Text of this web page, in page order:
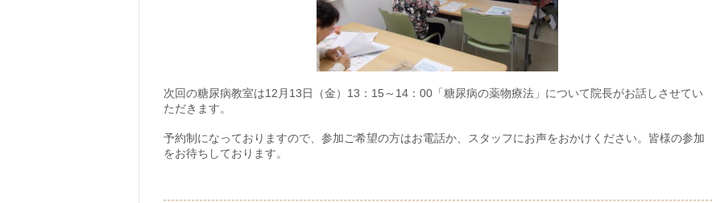
次回の糖尿病教室は12月13日（金）13：15～14：00「糖尿病の薬物療法」について院長がお話しさせてい
ただきます。
予約制になっておりますので、参加ご希望の方はお電話か、スタッフにお声をおかけください。皆様の参加
をお待ちしております。